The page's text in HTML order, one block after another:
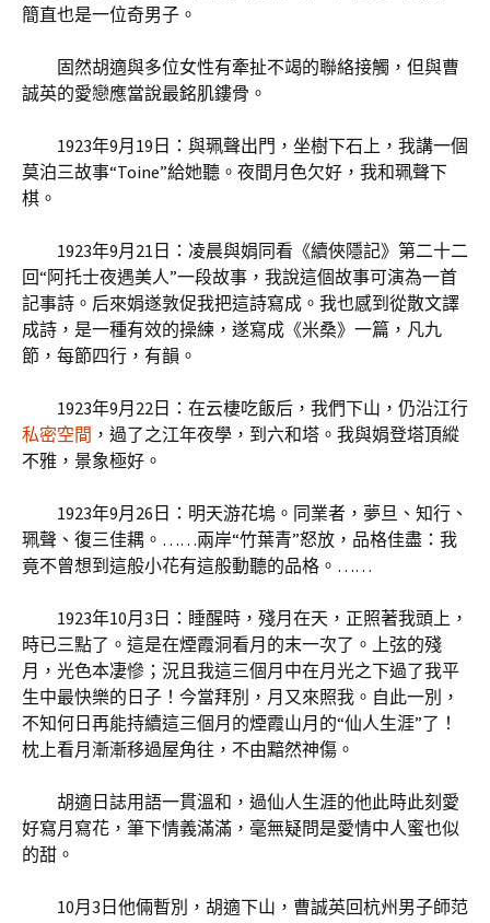
簡直也是一位奇男子。
固然胡適與多位女性有牽扯不竭的聯絡接觸，但與曹
誠英的愛戀應當說最銘肌鏤骨。
1923年9月19日：與珮聲出門，坐樹下石上，我講一個
莫泊三故事“Toine”給她聽。夜間月色欠好，我和珮聲下
棋。
1923年9月21日：凌晨與娟同看《續俠隱記》第二十二
回“阿托士夜遇美人”一段故事，我說這個故事可演為一首
記事詩。后來娟遂敦促我把這詩寫成。我也感到從散文譯
成詩，是一種有效的操練，遂寫成《米桑》一篇，凡九
節，每節四行，有韻。
1923年9月22日：在云棲吃飯后，我們下山，仍沿江行
私密空間 ，過了之江年夜學，到六和塔。我與娟登塔頂縱
不雅，景象極好。
1923年9月26日：明天游花塢。同業者，夢旦、知行、
珮聲、復三佳耦。……兩岸“竹葉青”怒放，品格佳盡：我
竟不曾想到這般小花有這般動聽的品格。……
1923年10月3日：睡醒時，殘月在天，正照著我頭上，
時已三點了。這是在煙霞洞看月的末一次了。上弦的殘
月，光色本凄慘；況且我這三個月中在月光之下過了我平
生中最快樂的日子！今當拜別，月又來照我。自此一別，
不知何日再能持續這三個月的煙霞山月的“仙人生涯”了！
枕上看月漸漸移過屋角往，不由黯然神傷。
胡適日誌用語一貫溫和，過仙人生涯的他此時此刻愛
好寫月寫花，筆下情義滿滿，毫無疑問是愛情中人蜜也似
的甜。
10月3日他倆暫別，胡適下山，曹誠英回杭州男子師范